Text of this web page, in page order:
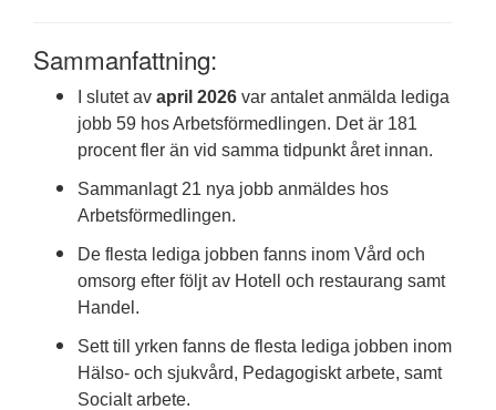
Sammanfattning:
I slutet av april 2026 var antalet anmälda lediga
jobb 59 hos Arbetsförmedlingen. Det är 181
procent fler än vid samma tidpunkt året innan.
Sammanlagt 21 nya jobb anmäldes hos
Arbetsförmedlingen.
De flesta lediga jobben fanns inom Vård och
omsorg efter följt av Hotell och restaurang samt
Handel.
Sett till yrken fanns de flesta lediga jobben inom
Hälso- och sjukvård, Pedagogiskt arbete, samt
Socialt arbete.